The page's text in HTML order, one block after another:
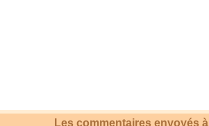
Les commentaires envoyés à